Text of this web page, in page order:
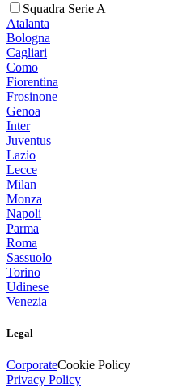
Squadra Serie A
Atalanta
Bologna
Cagliari
Como
Fiorentina
Frosinone
Genoa
Inter
Juventus
Lazio
Lecce
Milan
Monza
Napoli
Parma
Roma
Sassuolo
Torino
Udinese
Venezia
Legal
CorporateCookie Policy
Privacy Policy